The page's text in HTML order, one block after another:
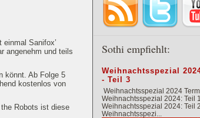
Sanifox’
angenehm und teils
könnt. Ab Folge 5
kostenlos von
Robots ist diese
Sothi empfiehlt:
Weihnachtsspezial
- Teil 3
Weihnachtsspezial 2024
Weihnachtsspezial 2024: Teil
Weihnachtsspezial 2024: Teil
Weihnachtsspezi...